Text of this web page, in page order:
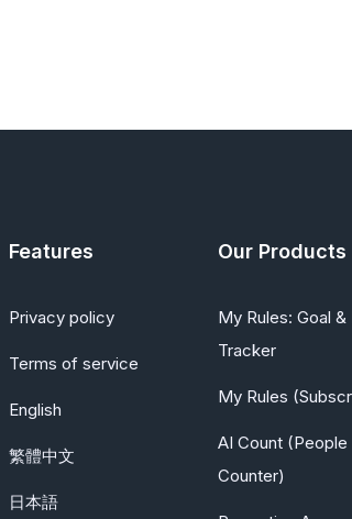
Features
Privacy policy
Terms of service
English
繁體中文
日本語
Our Products
My Rules: Goal &
Tracker
My Rules
AI Count (People
Counter)